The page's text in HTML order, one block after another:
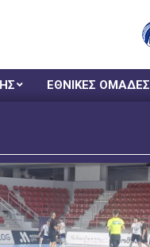
ΕΘΝΙΚΕΣ ΟΜΑΔΕΣ